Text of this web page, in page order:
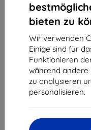
bieten zu
Wir verwenden
Einige sind für
Funktionieren
während andere
zu analysieren
personalisieren.
Shield-Sk s.r.o.
Ulica Rudolfa Mocka
841 04 Bratislava
Unternehmens-ID:
USt-IdNr.:SK2023549671
Kontakt
info@top4mobile.eu